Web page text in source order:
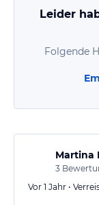
nutzen.
Die Lage ist
doch sehr nah
Leider
Folgende
Martina
3
Vor 1 Jahr •